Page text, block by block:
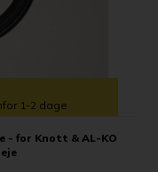
1-2 dage
for Knott & AL-KO